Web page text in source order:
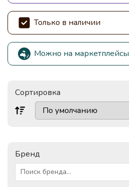
Только в наличии
Можно на маркетплейсы
Сортировка
Бренд